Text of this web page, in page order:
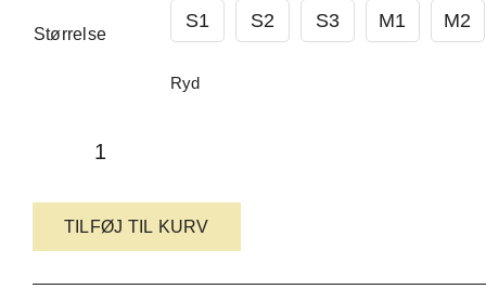
Størrelse
S1 S2 S3 M1 M2
Ryd
halsbånd
antal
TILFØJ TIL KURV